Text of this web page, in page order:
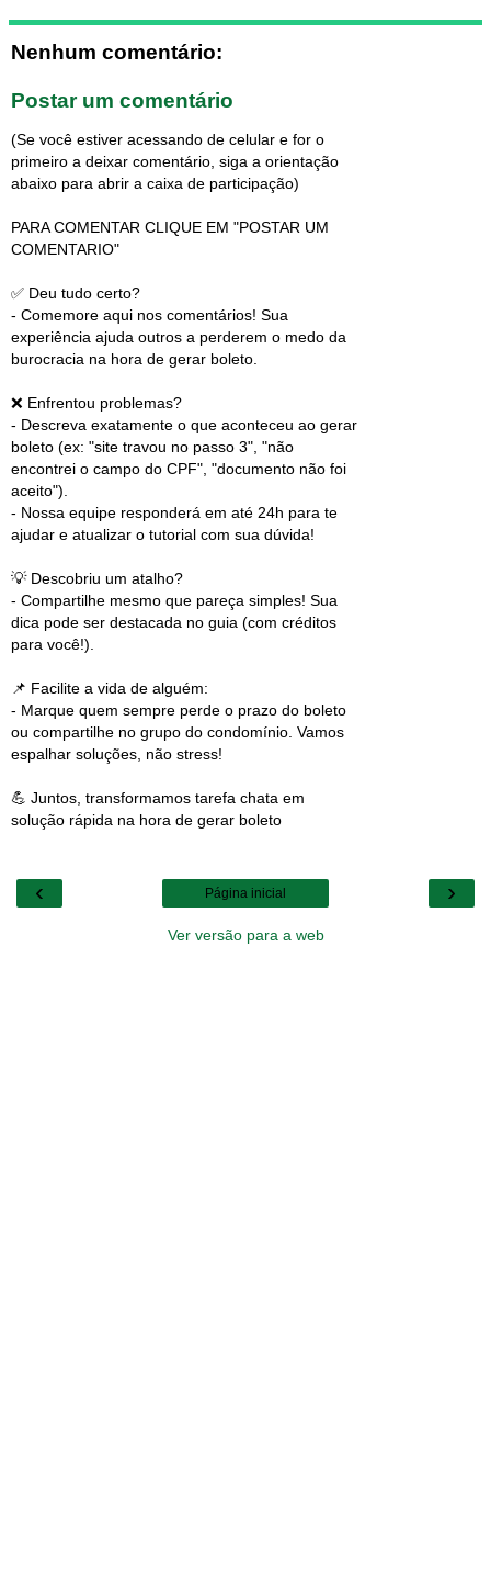
Nenhum comentário:
Postar um comentário
(Se você estiver acessando de celular e for o
primeiro a deixar comentário, siga a orientação
abaixo para abrir a caixa de participação)
PARA COMENTAR CLIQUE EM "POSTAR UM
COMENTARIO"
✅ Deu tudo certo?
- Comemore aqui nos comentários! Sua
experiência ajuda outros a perderem o medo da
burocracia na hora de gerar boleto.
❌ Enfrentou problemas?
- Descreva exatamente o que aconteceu ao gerar
boleto (ex: "site travou no passo 3", "não
encontrei o campo do CPF", "documento não foi
aceito").
- Nossa equipe responderá em até 24h para te
ajudar e atualizar o tutorial com sua dúvida!
💡 Descobriu um atalho?
- Compartilhe mesmo que pareça simples! Sua
dica pode ser destacada no guia (com créditos
para você!).
📌 Facilite a vida de alguém:
- Marque quem sempre perde o prazo do boleto
ou compartilhe no grupo do condomínio. Vamos
espalhar soluções, não stress!
💪 Juntos, transformamos tarefa chata em
solução rápida na hora de gerar boleto
‹ ›
Página inicial
Ver versão para a web